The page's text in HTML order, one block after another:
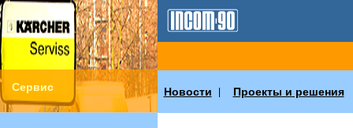
Сервис Новости Проекты и решения